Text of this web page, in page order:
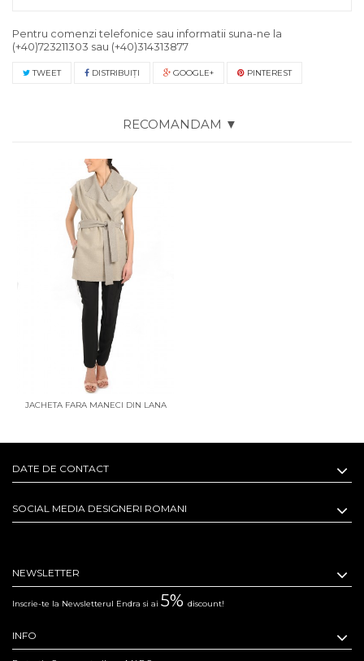
Pentru comenzi telefonice sau informatii suna-ne la
(+40)723211303 sau (+40)314313877
TWEET DISTRIBUIŢI GOOGLE+ PINTEREST
RECOMANDAM ▼
JACHETA FARA MANECI DIN LANA
DATE DE CONTACT
SOCIAL MEDIA DESIGNERI ROMANI
NEWSLETTER
Inscrie-te la Newsletterul Endra si ai 5% discount!
INFO